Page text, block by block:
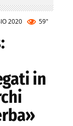
2020 59"
in